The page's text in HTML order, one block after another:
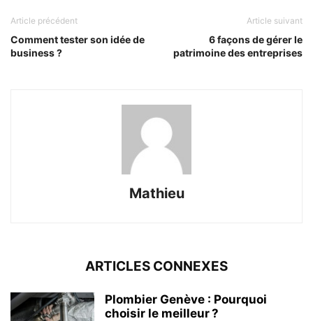
Article précédent
Comment tester son idée de
business ?
Article suivant
6 façons de gérer le
patrimoine des entreprises
Mathieu
ARTICLES CONNEXES
Plombier Genève : Pourquoi
choisir le meilleur ?